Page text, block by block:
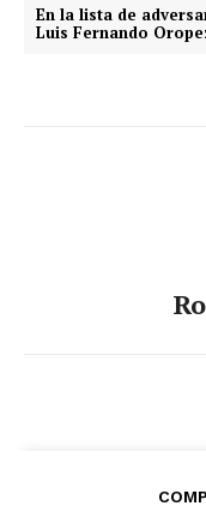
En la lista de
Luis Fernando